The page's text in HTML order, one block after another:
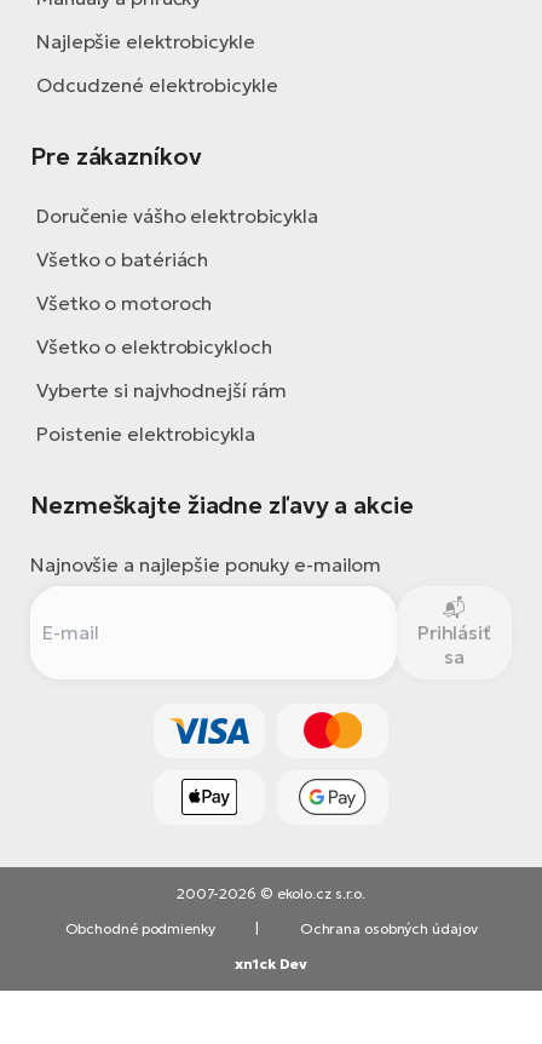
Najlepšie elektrobicykle
Odcudzené elektrobicykle
Pre zákazníkov
Doručenie vášho elektrobicykla
Všetko o batériách
Všetko o motoroch
Všetko o elektrobicykloch
Vyberte si najvhodnejší rám
Poistenie elektrobicykla
Nezmeškajte žiadne zľavy a akcie
Najnovšie a najlepšie ponuky e-mailom
Prihlásiť
sa
2007-2026 © ekolo.cz s.r.o.
Obchodné podmienky
Ochrana osobných údajov
xn1ck Dev